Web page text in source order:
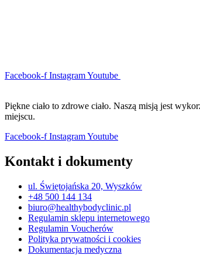
Facebook-f InstagramYoutube
Piękne ciało to zdrowe ciało. Naszą misją jest
miejscu.
Facebook-f InstagramYoutube
Kontakt i dokumenty
ul. Świętojańska 20, Wyszków
+48 500 144 134
biuro@healthybodyclinic.pl
Regulamin sklepu internetowego
Regulamin Voucherów
Polityka prywatności i cookies
Dokumentacja medyczna